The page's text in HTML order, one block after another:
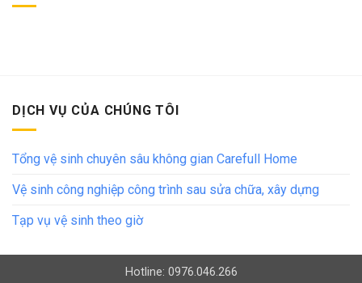
DỊCH VỤ CỦA CHÚNG TÔI
Tổng vệ sinh chuyên sâu không gian Carefull Home
Vệ sinh công nghiệp công trình sau sửa chữa, xây dựng
Tạp vụ vệ sinh theo giờ
Hotline: 0976.046.266